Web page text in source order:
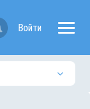
Войти